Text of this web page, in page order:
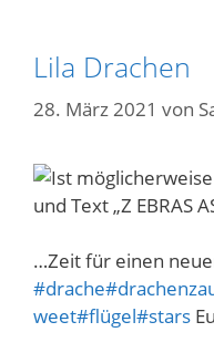
Lila Drachen
28. März 2021 von
…Zeit für einen
#drache
weet#flügel#stars